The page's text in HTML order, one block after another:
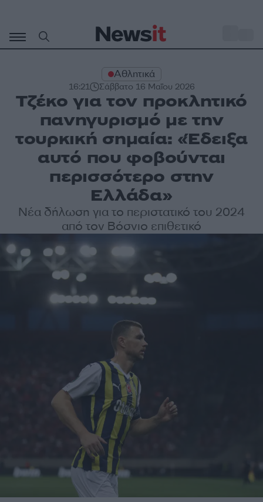
περιεχόμενο
Αθλητικά
16:21 Σάββατο 16 Μαΐου 2026
Τζέκο για τον προκλητικό
πανηγυρισμό με την
τουρκική σημαία: «Έδειξα
αυτό που φοβούνται
περισσότερο στην
Ελλάδα»
Νέα δήλωση για το περιστατικό του 2024
από τον Βόσνιο επιθετικό